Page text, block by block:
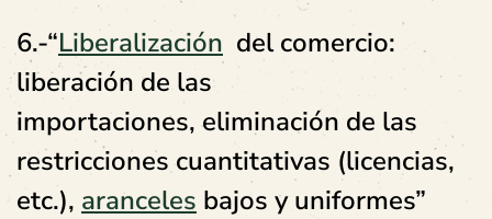
6.-“Liberalización del comercio:
liberación de las
importaciones, eliminación de las
restricciones cuantitativas (licencias,
etc.), aranceles bajos y uniformes”